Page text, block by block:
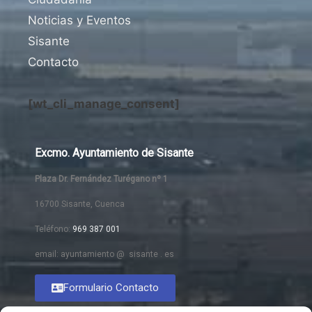
Noticias y Eventos
Sisante
Contacto
[wt_cli_manage_consent]
Excmo. Ayuntamiento de Sisante
Plaza Dr. Fernández Turégano nº 1
16700 Sisante, Cuenca
Teléfono: 969 387 001
email: ayuntamiento @ sisante . es
Formulario Contacto